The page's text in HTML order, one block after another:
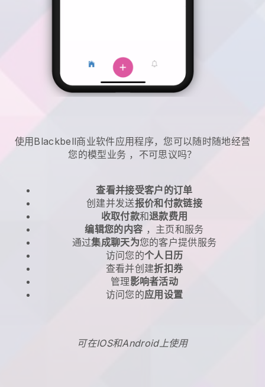
使用Blackbell商业软件应用程序，您可以随时随地经营
您的模型业务 ，不可思议吗？
查看并接受客户的订单
创建并发送报价和付款链接
收取付款和退款费用
编辑您的内容 ，主页和服务
通过集成聊天为您的客户提供服务
访问您的个人日历
查看并创建折扣券
管理影响者活动
访问您的应用设置
可在IOS和Android上使用